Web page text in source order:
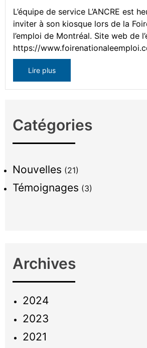
L’équipe de service L’ANCRE est
inviter à son kiosque lors de la
l’emploi de Montréal. Site web de
https://
Lire plus
Catégories
Nouvelles (21)
Témoignages (3)
Archives
2024
2023
2021